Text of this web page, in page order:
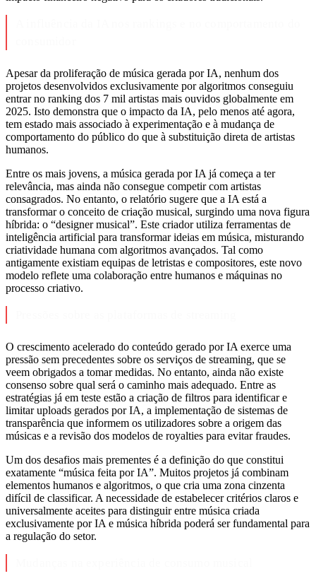
Apesar da proliferação de música gerada por IA, nenhum dos
projetos desenvolvidos exclusivamente por algoritmos conseguiu
entrar no ranking dos 7 mil artistas mais ouvidos globalmente em
2025. Isto demonstra que o impacto da IA, pelo menos até agora,
tem estado mais associado à experimentação e à mudança de
comportamento do público do que à substituição direta de artistas
humanos.
Entre os mais jovens, a música gerada por IA já começa a ter
relevância, mas ainda não consegue competir com artistas
consagrados. No entanto, o relatório sugere que a IA está a
transformar o conceito de criação musical, surgindo uma nova figura
híbrida: o “designer musical”. Este criador utiliza ferramentas de
inteligência artificial para transformar ideias em música, misturando
criatividade humana com algoritmos avançados. Tal como
antigamente existiam equipas de letristas e compositores, este novo
modelo reflete uma colaboração entre humanos e máquinas no
processo criativo.
O crescimento acelerado do conteúdo gerado por IA exerce uma
pressão sem precedentes sobre os serviços de streaming, que se
veem obrigados a tomar medidas. No entanto, ainda não existe
consenso sobre qual será o caminho mais adequado. Entre as
estratégias já em teste estão a criação de filtros para identificar e
limitar uploads gerados por IA, a implementação de sistemas de
transparência que informem os utilizadores sobre a origem das
músicas e a revisão dos modelos de royalties para evitar fraudes.
Um dos desafios mais prementes é a definição do que constitui
exatamente “música feita por IA”. Muitos projetos já combinam
elementos humanos e algoritmos, o que cria uma zona cinzenta
difícil de classificar. A necessidade de estabelecer critérios claros e
universalmente aceites para distinguir entre música criada
exclusivamente por IA e música híbrida poderá ser fundamental para
a regulação do setor.